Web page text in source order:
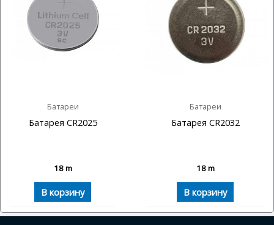
Батареи
Батарея CR2025
18m
В корзину
Батареи
Батарея CR2032
18m
В корзину